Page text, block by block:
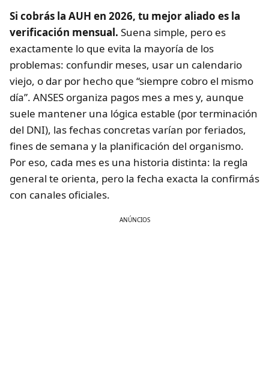
Si cobrás la AUH en 2026, tu mejor aliado es la
verificación mensual. Suena simple, pero es
exactamente lo que evita la mayoría de los
problemas: confundir meses, usar un calendario
viejo, o dar por hecho que “siempre cobro el mismo
día”. ANSES organiza pagos mes a mes y, aunque
suele mantener una lógica estable (por terminación
del DNI), las fechas concretas varían por feriados,
fines de semana y la planificación del organismo.
Por eso, cada mes es una historia distinta: la regla
general te orienta, pero la fecha exacta la confirmás
con canales oficiales.
ANÚNCIOS